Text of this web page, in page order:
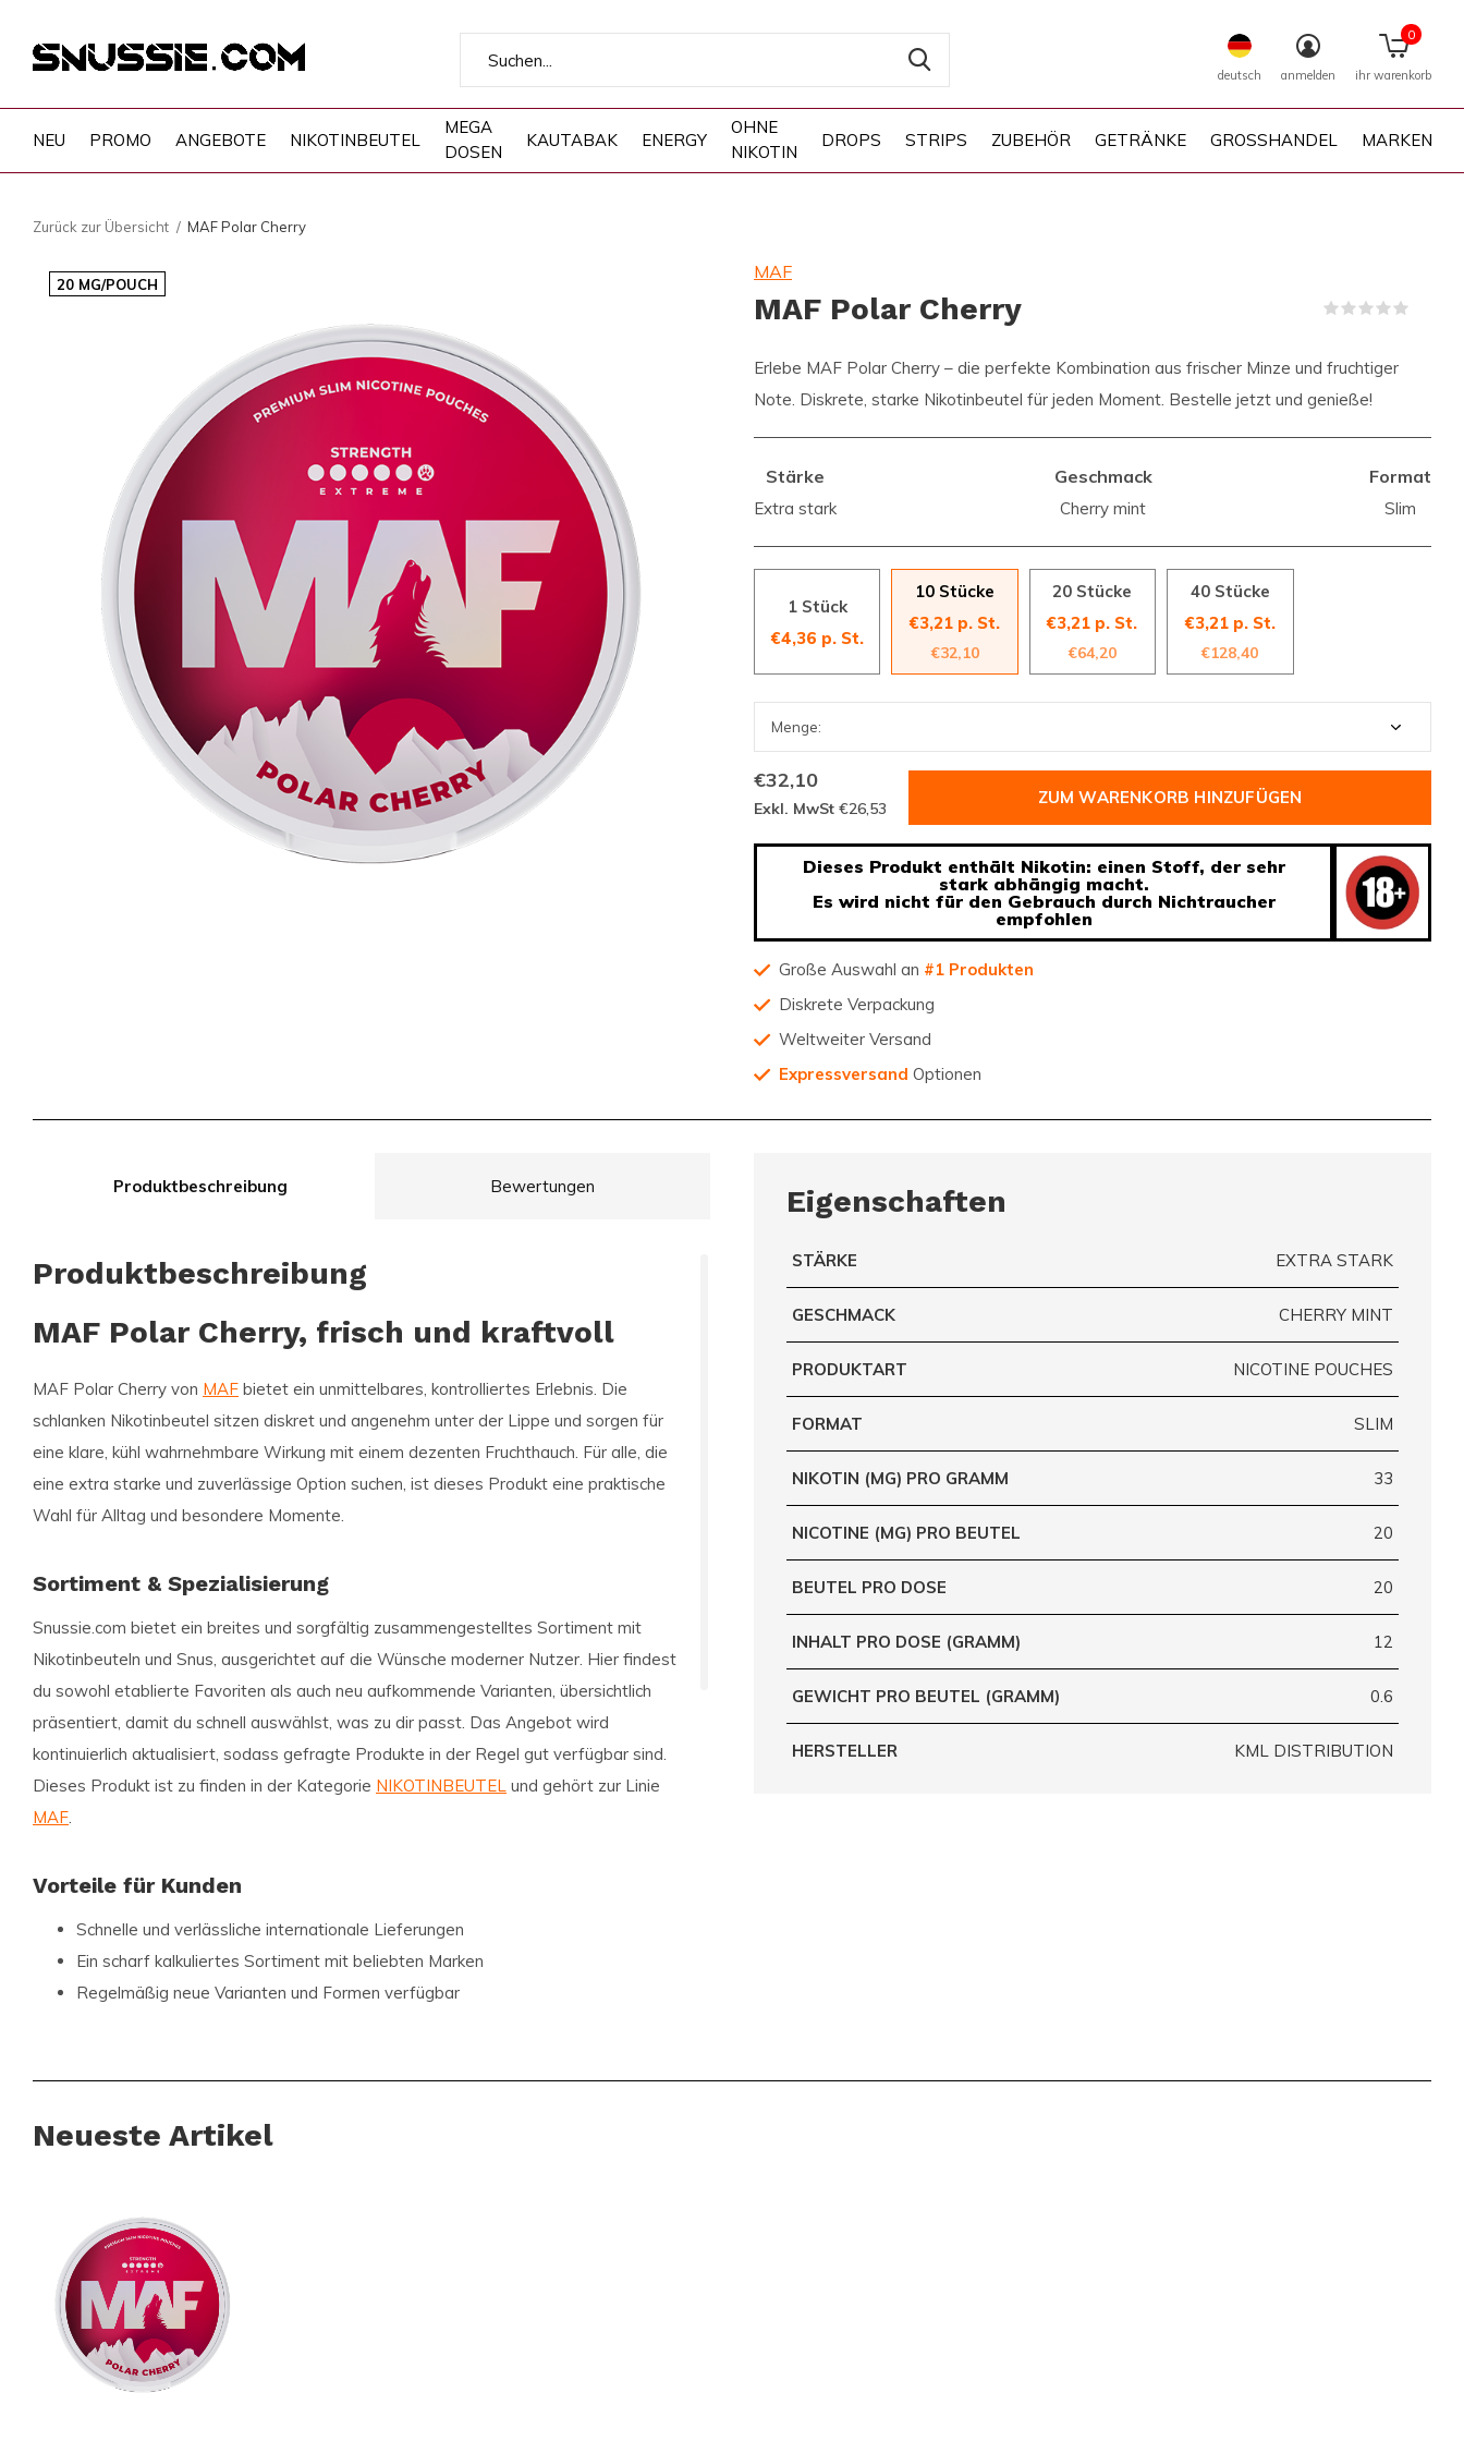
NEU PROMO ANGEBOTE NIKOTINBEUTEL
MEGA
DOSEN
KAUTABAK ENERGY
OHNE
NIKOTIN
DROPS STRIPS ZUBEHÖR GETRÄNKE GROSSHANDEL MARKEN
deutsch anmelden ihr warenkorb
0
Zurück zur Übersicht MAF Polar Cherry
20 MG/POUCH
MAF
MAF Polar Cherry
Erlebe MAF Polar Cherry – die perfekte Kombination aus frischer Minze und fruchtiger
Note. Diskrete, starke Nikotinbeutel für jeden Moment. Bestelle jetzt und genieße!
Stärke
Extra stark
Geschmack
Cherry mint
Format
Slim
1 Stück
€4,36 p. St.
10 Stücke
€3,21 p. St.
€32,10
20 Stücke
€3,21 p. St.
€64,20
40 Stücke
€3,21 p. St.
€128,40
€32,10
Exkl. MwSt €26,53
ZUM WARENKORB HINZUFÜGEN
Dieses Produkt enthält Nikotin: einen Stoff, der sehr
stark abhängig macht.
Es wird nicht für den Gebrauch durch Nichtraucher
empfohlen
Große Auswahl an #1 Produkten
Diskrete Verpackung
Weltweiter Versand
Expressversand Optionen
Produktbeschreibung Bewertungen
Produktbeschreibung
MAF Polar Cherry, frisch und kraftvoll
MAF Polar Cherry von MAF bietet ein unmittelbares, kontrolliertes Erlebnis. Die
schlanken Nikotinbeutel sitzen diskret und angenehm unter der Lippe und sorgen für
eine klare, kühl wahrnehmbare Wirkung mit einem dezenten Fruchthauch. Für alle, die
eine extra starke und zuverlässige Option suchen, ist dieses Produkt eine praktische
Wahl für Alltag und besondere Momente.
Sortiment & Spezialisierung
Snussie.com bietet ein breites und sorgfältig zusammengestelltes Sortiment mit
Nikotinbeuteln und Snus, ausgerichtet auf die Wünsche moderner Nutzer. Hier findest
du sowohl etablierte Favoriten als auch neu aufkommende Varianten, übersichtlich
präsentiert, damit du schnell auswählst, was zu dir passt. Das Angebot wird
kontinuierlich aktualisiert, sodass gefragte Produkte in der Regel gut verfügbar sind.
Dieses Produkt ist zu finden in der Kategorie NIKOTINBEUTEL und gehört zur Linie
MAF.
Vorteile für Kunden
Schnelle und verlässliche internationale Lieferungen
Ein scharf kalkuliertes Sortiment mit beliebten Marken
Regelmäßig neue Varianten und Formen verfügbar
Erreichbarkeit, damit du immer weißt, woran du bist. Durch konstante Lieferungen und
nicht nur einfach, sondern auch verlässlich und angenehm. So entsteht eine
vertrauenswürdige Anlaufstelle für alle, die diskret und bewusst genießen möchten.
MAF Polar Cherry kommt in einer schlanken Portion mit extra starker Wirkung und einer
Kombination aus Minze und roten Fruchtnoten, ideal für Nutzer, die eine markante,
saubere Empfindung suchen.
Eigenschaften
STÄRKE EXTRA STARK
GESCHMACK CHERRY MINT
PRODUKTART NICOTINE POUCHES
FORMAT SLIM
NIKOTIN (MG) PRO GRAMM 33
NICOTINE (MG) PRO BEUTEL 20
BEUTEL PRO DOSE 20
INHALT PRO DOSE (GRAMM) 12
GEWICHT PRO BEUTEL (GRAMM) 0.6
HERSTELLER KML DISTRIBUTION
Neueste Artikel